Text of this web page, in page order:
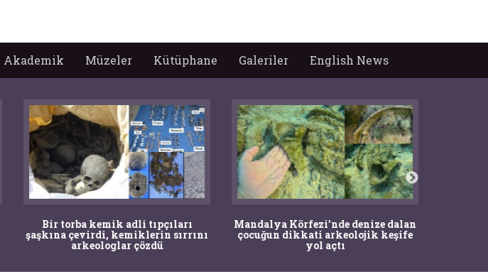
Akademik Müzeler Kütüphane Galeriler English News
Bir torba kemik adli tıpçıları
şaşkına çevirdi, kemiklerin sırrını
arkeologlar çözdü
Mandalya Körfezi’nde denize dalan
çocuğun dikkati arkeolojik keşife
yol açtı